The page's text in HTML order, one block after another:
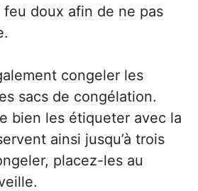
feu doux afin de ne pas
congeler les
sacs de congélation.
bien les étiqueter avec la
ainsi jusqu’à trois
placez-les au